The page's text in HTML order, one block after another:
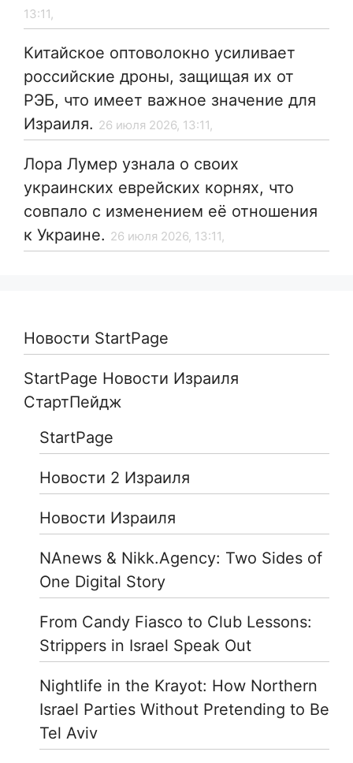
13:11,
Китайское оптоволокно усиливает
российские дроны, защищая их от
РЭБ, что имеет важное значение для
Израиля. 26 июля 2026, 13:11,
Лора Лумер узнала о своих
украинских еврейских корнях, что
совпало с изменением её отношения
к Украине. 26 июля 2026, 13:11,
Новости StartPage
StartPage Новости Израиля
СтартПейдж
StartPage
Новости 2 Израиля
Новости Израиля
NAnews & Nikk.Agency: Two Sides of
One Digital Story
From Candy Fiasco to Club Lessons:
Strippers in Israel Speak Out
Nightlife in the Krayot: How Northern
Israel Parties Without Pretending to Be
Tel Aviv